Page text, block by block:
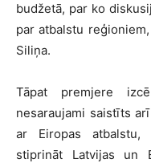
budžetā, par ko
par atbalstu
Siliņa.
Tāpat premjere
nesaraujami saistīts
ar Eiropas atbalstu,
stiprināt Latvijas un